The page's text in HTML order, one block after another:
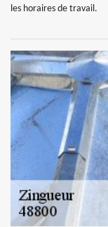
les horaires de travail.